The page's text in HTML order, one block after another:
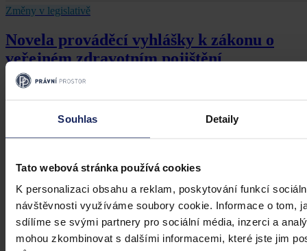
Souhlas Detaily
Tato webová stránka používá cookies
K personalizaci obsahu a reklam, poskytování funkcí
návštěvnosti využíváme soubory cookie. Informace o tom,
sdílíme se svými partnery pro sociální média, inzerci a
mohou zkombinovat s dalšími informacemi, které jste jim
Změny v legislativě
Novela prováděcí vyhlášky k zákonu o
veřejném zdravotním pojištění
Dne 1. 7. 2026 své účinnosti nabyla vyhláška, kterou se mění
předpisů. Ve Sbírce zákonů a mezinárodních smluv byla
publikována pod č. 119/2026 Sb.